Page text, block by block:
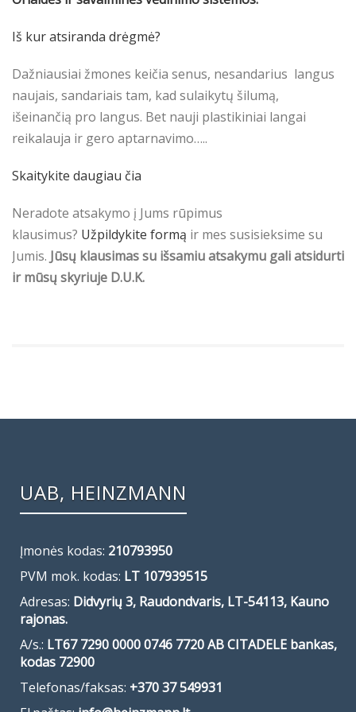
Iš kur atsiranda drėgmė?
Dažniausiai žmones keičia senus, nesandarius langus
naujais, sandariais tam, kad sulaikytų šilumą,
išeinančią pro langus. Bet nauji plastikiniai langai
reikalauja ir gero aptarnavimo…..
Skaitykite daugiau čia
Neradote atsakymo į Jums rūpimus
klausimus? Užpildykite formą ir mes susisieksime su
Jumis. Jūsų klausimas su išsamiu atsakymu gali atsidurti
ir mūsų skyriuje D.U.K.
UAB, HEINZMANN
Įmonės kodas: 210793950
PVM mok. kodas: LT 107939515
Adresas: Didvyrių 3, Raudondvaris, LT-54113, Kauno
rajonas.
A/s.: LT67 7290 0000 0746 7720 AB CITADELE bankas,
kodas 72900
Telefonas/faksas: +370 37 549931